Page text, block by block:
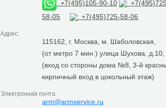
+7(495)105-90-10
58-05
+7(495)725-58-06
Адрес:
115162, г. Москва, м. Шаболовская,
(от метро 7 мин.) улица Шухова, д.10,
(вход со стороны дома №8, 3-й
кирпичный вход в цокольный этаж)
Электронная почта:
arm@armservice.ru